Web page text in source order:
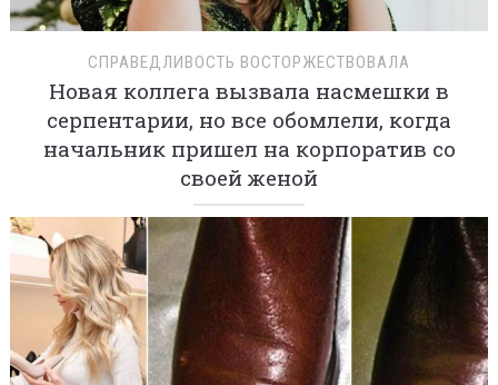
СПРАВЕДЛИВОСТЬ ВОСТОРЖЕСТВОВАЛА
Новая коллега вызвала насмешки в
серпентарии, но все обомлели, когда
начальник пришел на корпоратив со
своей женой